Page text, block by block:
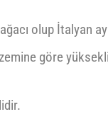
olup İtalyan
göre